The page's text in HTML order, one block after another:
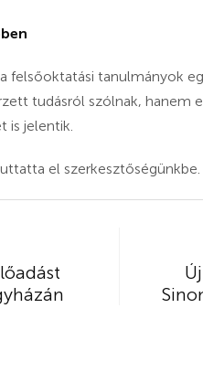
felsőoktatási tanulmányok
tudásról szólnak, hanem
is jelentik.
el szerkesztőségünkbe.